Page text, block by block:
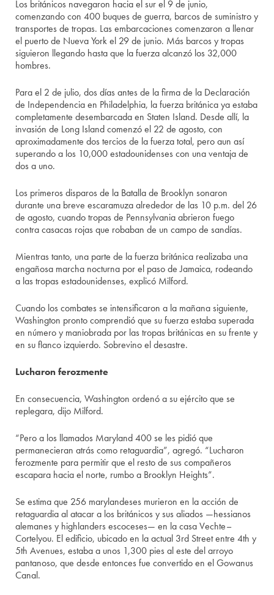
Los británicos navegaron hacia el sur el 9 de junio,
comenzando con 400 buques de guerra, barcos de suministro y
transportes de tropas. Las embarcaciones comenzaron a llenar
el puerto de Nueva York el 29 de junio. Más barcos y tropas
siguieron llegando hasta que la fuerza alcanzó los 32,000
hombres.
Para el 2 de julio, dos días antes de la firma de la Declaración
de Independencia en Philadelphia, la fuerza británica ya estaba
completamente desembarcada en Staten Island. Desde allí, la
invasión de Long Island comenzó el 22 de agosto, con
aproximadamente dos tercios de la fuerza total, pero aun así
superando a los 10,000 estadounidenses con una ventaja de
dos a uno.
Los primeros disparos de la Batalla de Brooklyn sonaron
durante una breve escaramuza alrededor de las 10 p.m. del 26
de agosto, cuando tropas de Pennsylvania abrieron fuego
contra casacas rojas que robaban de un campo de sandías.
Mientras tanto, una parte de la fuerza británica realizaba una
engañosa marcha nocturna por el paso de Jamaica, rodeando
a las tropas estadounidenses, explicó Milford.
Cuando los combates se intensificaron a la mañana siguiente,
Washington pronto comprendió que su fuerza estaba superada
en número y maniobrada por las tropas británicas en su frente y
en su flanco izquierdo. Sobrevino el desastre.
Lucharon ferozmente
En consecuencia, Washington ordenó a su ejército que se
replegara, dijo Milford.
“Pero a los llamados Maryland 400 se les pidió que
permanecieran atrás como retaguardia”, agregó. “Lucharon
ferozmente para permitir que el resto de sus compañeros
escapara hacia el norte, rumbo a Brooklyn Heights”.
Se estima que 256 marylandeses murieron en la acción de
retaguardia al atacar a los británicos y sus aliados —hessianos
alemanes y highlanders escoceses— en la casa Vechte–
Cortelyou. El edificio, ubicado en la actual 3rd Street entre 4th y
5th Avenues, estaba a unos 1,300 pies al este del arroyo
pantanoso, que desde entonces fue convertido en el Gowanus
Canal.